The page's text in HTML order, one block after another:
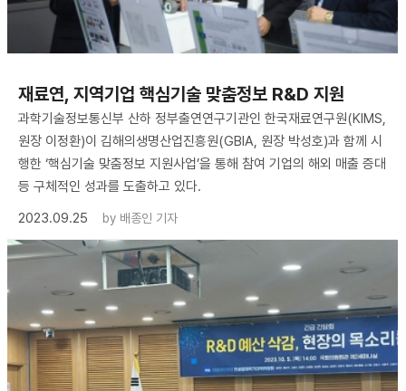
재료연, 지역기업 핵심기술 맞춤정보 R&D 지원
과학기술정보통신부 산하 정부출연연구기관인 한국재료연구원(KIMS,
원장 이정환)이 김해의생명산업진흥원(GBIA, 원장 박성호)과 함께 시
행한 ‘핵심기술 맞춤정보 지원사업’을 통해 참여 기업의 해외 매출 증대
등 구체적인 성과를 도출하고 있다.
2023.09.25
by 배종인 기자